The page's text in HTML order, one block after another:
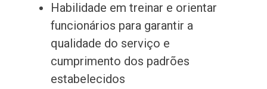
Habilidade em treinar e orientar
funcionários para garantir a
qualidade do serviço e
cumprimento dos padrões
estabelecidos